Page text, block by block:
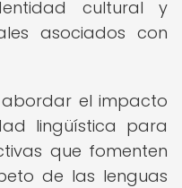
cultural y
asociados con
el impacto
lingüística para
que fomenten
de las lenguas